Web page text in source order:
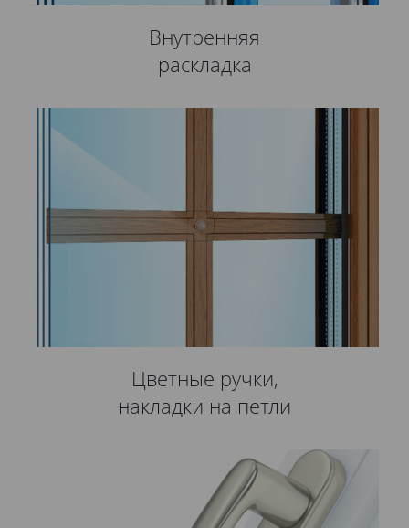
Внутренняя
раскладка
Цветные ручки,
накладки на петли